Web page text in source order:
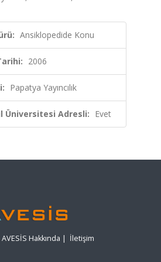
Ansiklopedide Konu
2006
Papatya Yayıncılık
Üniversitesi Adresli: Evet
AVESİS Hakkında | İletişim